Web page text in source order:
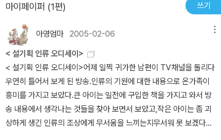
마이페이퍼 (1편) 쓰기
아영엄마 2005-02-06
< 설기획 인류 오디세이>
< 설기획 인류 오디세이>어제 일찍 귀가한 남편이 TV채널을 돌리다
우연히 틀어서 보게 된 방송.인류의 기원에 대한 내용으로 온가족이
흥미를 가지고 보았다.큰 아이는 일전에 구입한 책을 가지고 와서 방
송 내용에서 생각나는 것들을 찾아 보면서 보았고,작은 아이는 좀 괴
상하게 생긴 인류의 조상에게 무서움을 느끼는지무서워 못 보겠다는